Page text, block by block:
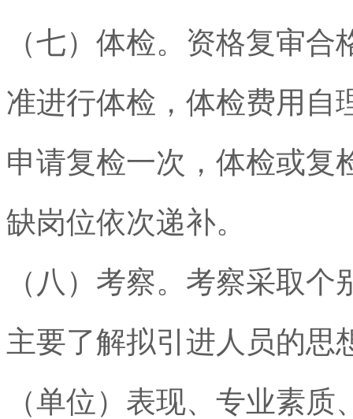
（七）体检。资格复审
准进行体检，体检费用自
申请复检一次，体检或复
缺岗位依次递补。
（八）考察。考察采取
主要了解拟引进人员的思
（单位）表现、专业素